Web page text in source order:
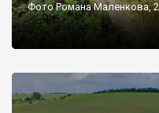
Фото Романа Маленкова,